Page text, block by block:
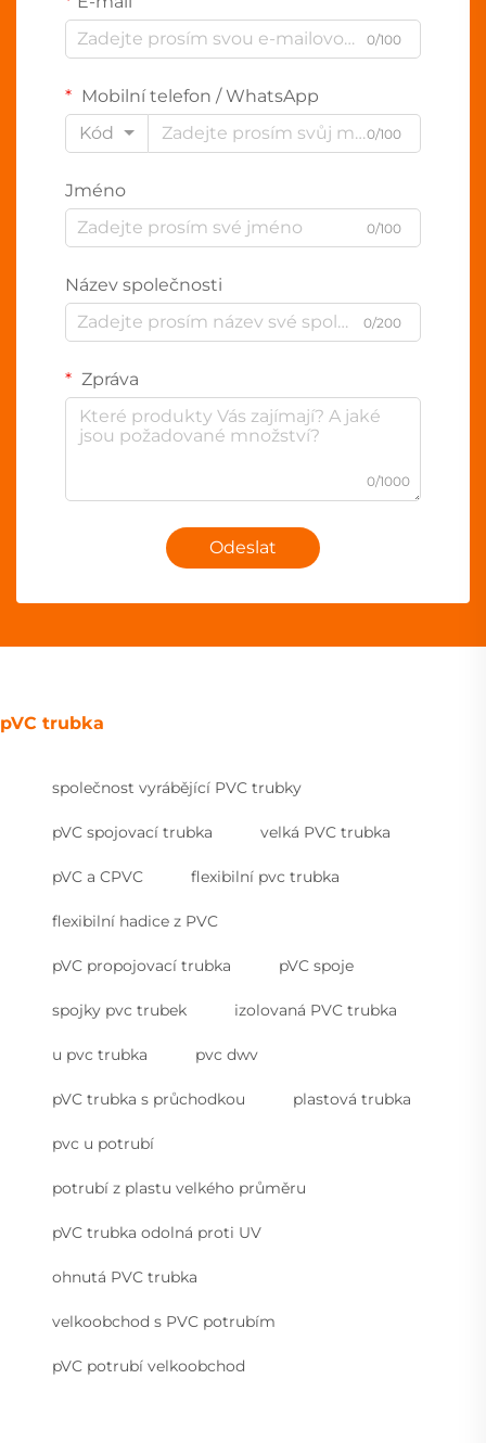
0/100
Mobilní telefon / WhatsApp
Kód
0/100
Jméno
0/100
Název společnosti
0/200
Zpráva
0/1000
Odeslat
pVC trubka
společnost vyrábějící PVC trubky
pVC spojovací trubka velká PVC trubka
pVC a CPVC flexibilní pvc trubka
flexibilní hadice z PVC
pVC propojovací trubka pVC spoje
spojky pvc trubek izolovaná PVC trubka
u pvc trubka pvc dwv
pVC trubka s průchodkou plastová trubka
pvc u potrubí
potrubí z plastu velkého průměru
pVC trubka odolná proti UV
ohnutá PVC trubka
velkoobchod s PVC potrubím
pVC potrubí velkoobchod